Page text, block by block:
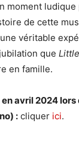
moment
de cette
une véritable
que
en famille.
avril 2024
: cliquer ici.